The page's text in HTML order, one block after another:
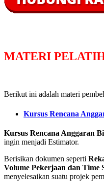
MATERI
Berikut ini adalah materi
Kursus Rencana
Kursus Rencana Anggaran
ingin menjadi Estimator.
Berisikan dokumen seperti
Volume Pekerjaan dan Time
menyelesaikan suatu projek